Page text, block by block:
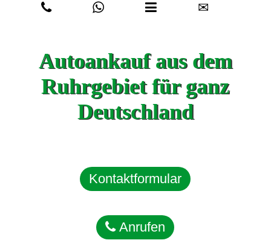
✉
Autoankauf aus dem
Ruhrgebiet für ganz
Deutschland
Kontaktformular
Anrufen